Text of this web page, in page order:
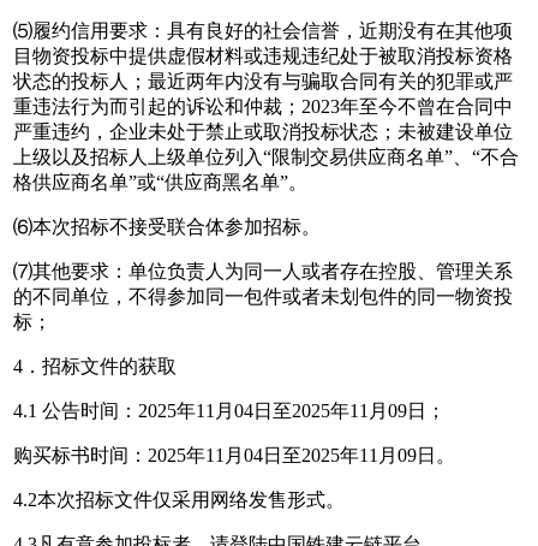
⑸履约信用要求：具有良好的社会信誉，近期没有在其他项
目物资投标中提供虚假材料或违规违纪处于被取消投标资格
状态的投标人；最近两年内没有与骗取合同有关的犯罪或严
重违法行为而引起的诉讼和仲裁；2023年至今不曾在合同中
严重违约，企业未处于禁止或取消投标状态；未被建设单位
上级以及招标人上级单位列入“限制交易供应商名单”、“不合
格供应商名单”或“供应商黑名单”。
⑹本次招标不接受联合体参加招标。
⑺其他要求：单位负责人为同一人或者存在控股、管理关系
的不同单位，不得参加同一包件或者未划包件的同一物资投
标；
4．招标文件的获取
4.1 公告时间：2025年11月04日至2025年11月09日；
购买标书时间：2025年11月04日至2025年11月09日。
4.2本次招标文件仅采用网络发售形式。